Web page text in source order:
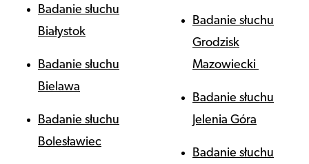
Badanie słuchu
Białystok
Badanie słuchu
Bielawa
Badanie słuchu
Bolesławiec
Badanie słuchu
Grodzisk
Mazowiecki
Badanie słuchu
Jelenia Góra
Badanie słuchu